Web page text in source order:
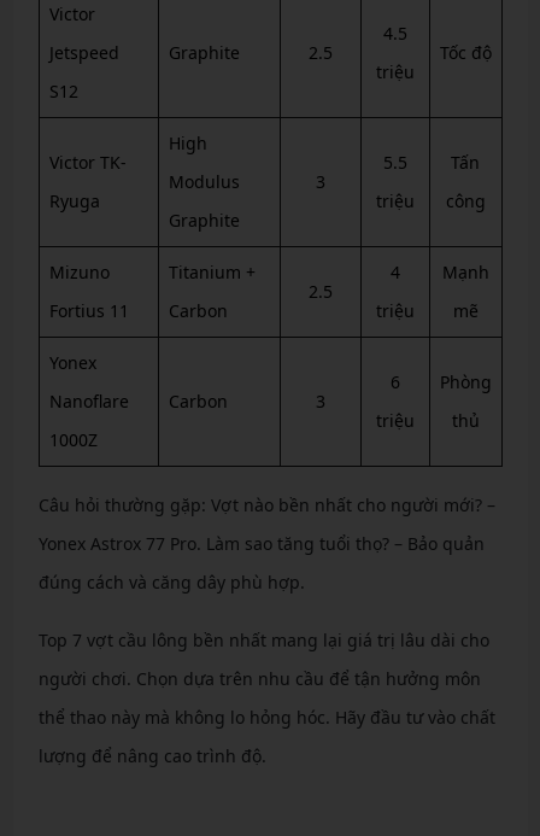
Victor
Jetspeed
S12
Graphite 2.5
4.5
triệu
Tốc độ
Victor TK-
Ryuga
High
Modulus
Graphite
3
5.5
triệu
Tấn
công
Mizuno
Fortius 11
Titanium +
Carbon
2.5
4
triệu
Mạnh
mẽ
Yonex
Nanoflare
1000Z
Carbon 3
6
triệu
Phòng
thủ
Câu hỏi thường gặp: Vợt nào bền nhất cho người mới? –
Yonex Astrox 77 Pro. Làm sao tăng tuổi thọ? – Bảo quản
đúng cách và căng dây phù hợp.
Top 7 vợt cầu lông bền nhất mang lại giá trị lâu dài cho
người chơi. Chọn dựa trên nhu cầu để tận hưởng môn
thể thao này mà không lo hỏng hóc. Hãy đầu tư vào chất
lượng để nâng cao trình độ.